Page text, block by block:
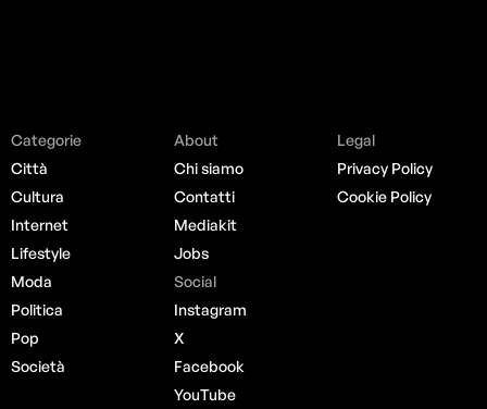
Categorie
Città
Cultura
Internet
Lifestyle
Moda
Politica
Pop
Società
About
Chi siamo
Contatti
Mediakit
Jobs
Social
Instagram
X
Facebook
YouTube
Legal
Privacy Policy
Cookie Policy